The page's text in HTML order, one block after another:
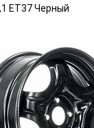
ET37 Черный